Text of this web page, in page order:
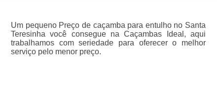
Um pequeno Preço de caçamba para entulho no Santa
Teresinha você consegue na Caçambas Ideal, aqui
trabalhamos com seriedade para oferecer o melhor
serviço pelo menor preço.